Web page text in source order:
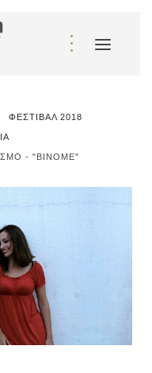
ΦΕΣΤΙΒΆΛ 2018
- "BINOME"